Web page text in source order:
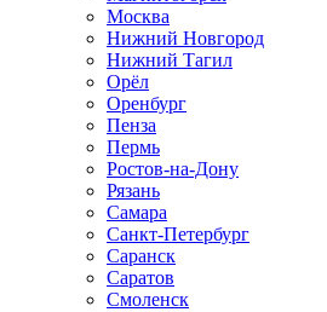
Москва
Нижний Новгород
Нижний Тагил
Орёл
Оренбург
Пенза
Пермь
Ростов‑на‑Дону
Рязань
Самара
Санкт‑Петербург
Саранск
Саратов
Смоленск